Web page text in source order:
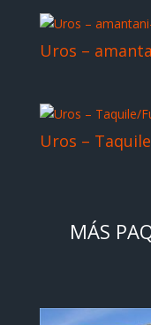
Uros –
Uros –
MÁS